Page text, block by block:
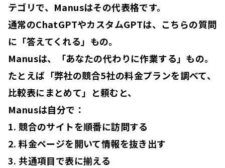
テゴリで、Manusはその代表格です。
通常のChatGPTやカスタムGPTは、こちらの質問
に「答えてくれる 」もの。
Manusは、「あなたの代わりに作業する 」もの。
たとえば「弊社の競合5社の料金プランを調べて、
比較表にまとめて」と頼むと、
Manusは自分で：
1. 競合のサイトを順番に訪問する
2. 料金ページを開いて情報を抜き出す
3. 共通項目で表に揃える